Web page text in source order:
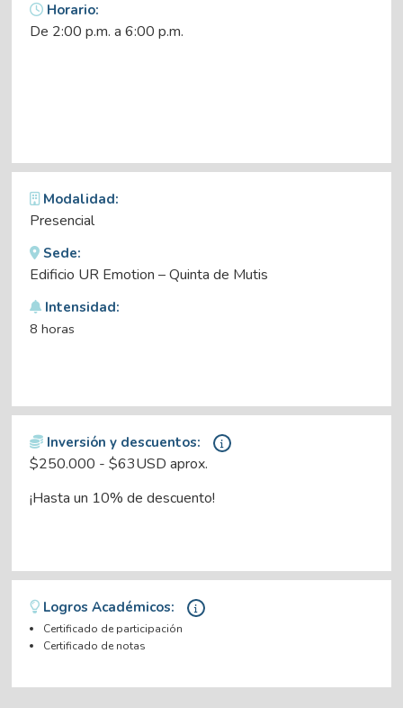
Horario:
De 2:00 p.m. a 6:00 p.m.
Modalidad:
Presencial
Sede:
Edificio UR Emotion – Quinta de Mutis
Intensidad:
8 horas
Inversión y descuentos:
$250.000 - $63USD aprox.
¡Hasta un 10% de descuento!
Logros Académicos:
Certificado de participación
Certificado de notas